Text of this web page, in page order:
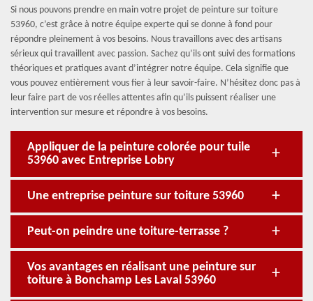
Si nous pouvons prendre en main votre projet de peinture sur toiture
53960, c’est grâce à notre équipe experte qui se donne à fond pour
répondre pleinement à vos besoins. Nous travaillons avec des artisans
sérieux qui travaillent avec passion. Sachez qu’ils ont suivi des formations
théoriques et pratiques avant d’intégrer notre équipe. Cela signifie que
vous pouvez entièrement vous fier à leur savoir-faire. N’hésitez donc pas à
leur faire part de vos réelles attentes afin qu’ils puissent réaliser une
intervention sur mesure et répondre à vos besoins.
Appliquer de la peinture colorée pour tuile
53960 avec Entreprise Lobry
Une entreprise peinture sur toiture 53960
Peut-on peindre une toiture-terrasse ?
Vos avantages en réalisant une peinture sur
toiture à Bonchamp Les Laval 53960